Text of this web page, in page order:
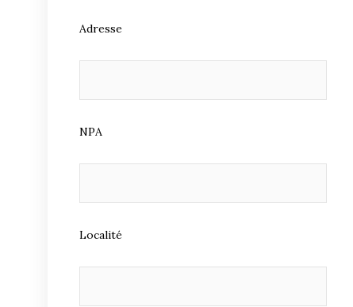
Adresse
NPA
Localité